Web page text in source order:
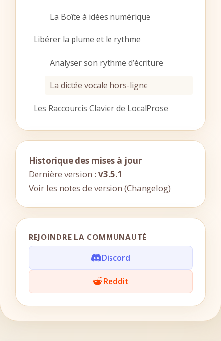
La Boîte à idées numérique
Libérer la plume et le rythme
Analyser son rythme d’écriture
La dictée vocale hors-ligne
Les Raccourcis Clavier de LocalProse
Historique des mises à jour
Dernière version : v3.5.1
Voir les notes de version (Changelog)
REJOINDRE LA COMMUNAUTÉ
Discord
Reddit